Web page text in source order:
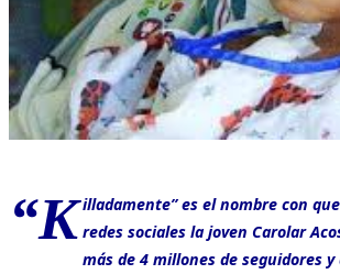
“K illadamente” es el nombre con
redes sociales la joven Carolar
más de 4 millones de seguidores